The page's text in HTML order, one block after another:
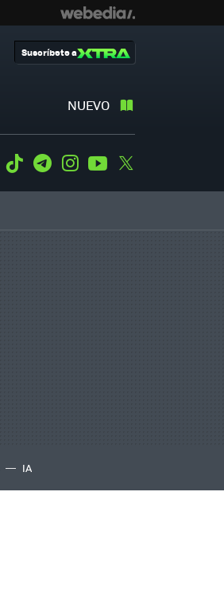
NUEVO
Suscríbete a
WhatsApp
Tiktok TelegramInstagramYoutube
IA